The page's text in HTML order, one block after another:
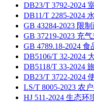
DB23/T 3792-2024
DB11/T 2285-2024
GB 43284-2023 限
GB 37219-2023 充
GB 4789.18-2024
DB5106/T 32-2024
DB5118/T 33-2024
DB23/T 3722-2024
LS/T 8005-2023 农
HJ 511-2024 生态